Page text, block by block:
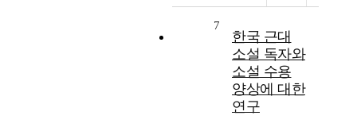
7
한국 근대
소설 독자와
소설 수용
양상에 대한
연구